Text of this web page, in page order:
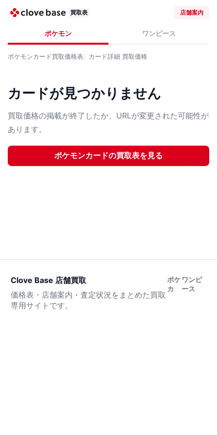
買取表 店舗案内
ポケモン ワンピース
ポケモンカード買取価格表 カード詳細 買取価格
カードが見つかりません
買取価格の掲載が終了したか、URLが変更された可能性が
あります。
ポケモンカードの買取表を見る
Clove Base 店舗買取
価格表・店舗案内・査定状況をまとめた買取
専用サイトです。
ポケ
カ
ワンピ
ース